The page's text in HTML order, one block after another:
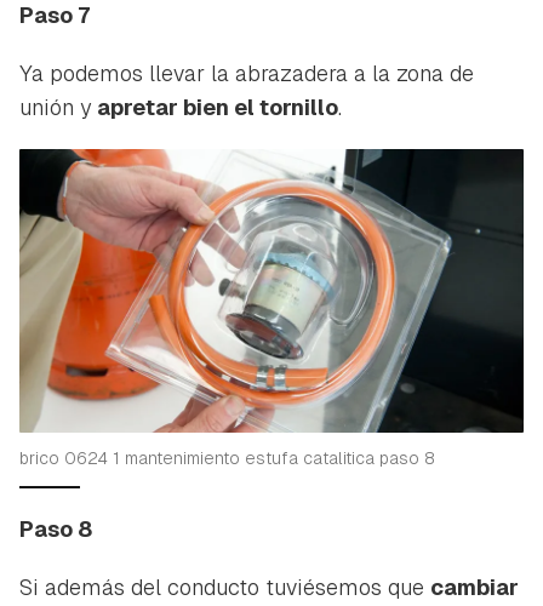
Paso 7
Ya podemos llevar la abrazadera a la zona de
unión y apretar bien el tornillo.
brico 0624 1 mantenimiento estufa catalitica paso 8
Paso 8
Si además del conducto tuviésemos que cambiar